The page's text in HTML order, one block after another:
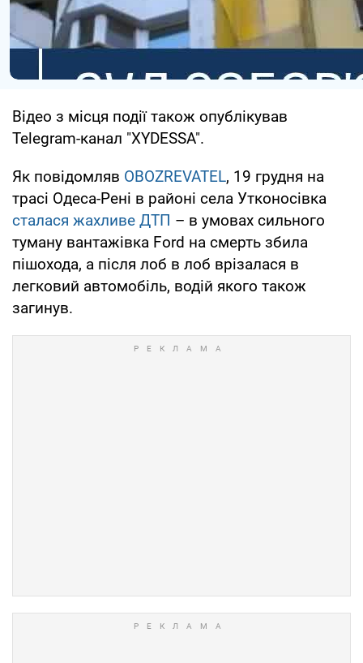
Відео з місця події також опублікував
Telegram-канал "XYDESSA".
Як повідомляв OBOZREVATEL, 19 грудня на
трасі Одеса-Рені в районі села Утконосівка
сталася жахливе ДТП – в умовах сильного
туману вантажівка Ford на смерть збила
пішохода, а після лоб в лоб врізалася в
легковий автомобіль, водій якого також
загинув.